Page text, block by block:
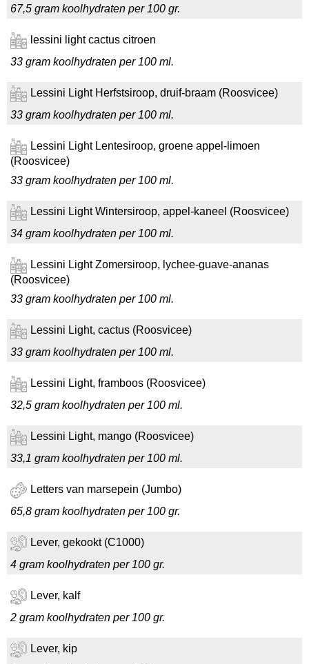
67,5 gram koolhydraten per 100 gr.
lessini light cactus citroen
33 gram koolhydraten per 100 ml.
Lessini Light Herfstsiroop, druif-braam (Roosvicee)
33 gram koolhydraten per 100 ml.
Lessini Light Lentesiroop, groene appel-limoen
(Roosvicee)
33 gram koolhydraten per 100 ml.
Lessini Light Wintersiroop, appel-kaneel (Roosvicee)
34 gram koolhydraten per 100 ml.
Lessini Light Zomersiroop, lychee-guave-ananas
(Roosvicee)
33 gram koolhydraten per 100 ml.
Lessini Light, cactus (Roosvicee)
33 gram koolhydraten per 100 ml.
Lessini Light, framboos (Roosvicee)
32,5 gram koolhydraten per 100 ml.
Lessini Light, mango (Roosvicee)
33,1 gram koolhydraten per 100 ml.
Letters van marsepein (Jumbo)
65,8 gram koolhydraten per 100 gr.
Lever, gekookt (C1000)
4 gram koolhydraten per 100 gr.
Lever, kalf
2 gram koolhydraten per 100 gr.
Lever, kip